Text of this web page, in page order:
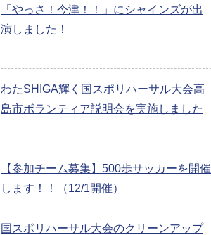
「やっさ！今津！！」にシャインズが出
演しました！
わたSHIGA輝く国スポリハーサル大会高
島市ボランティア説明会を実施しました
【参加チーム募集】500歩サッカーを開催
します！！（12/1開催）
国スポリハーサル大会のクリーンアップ